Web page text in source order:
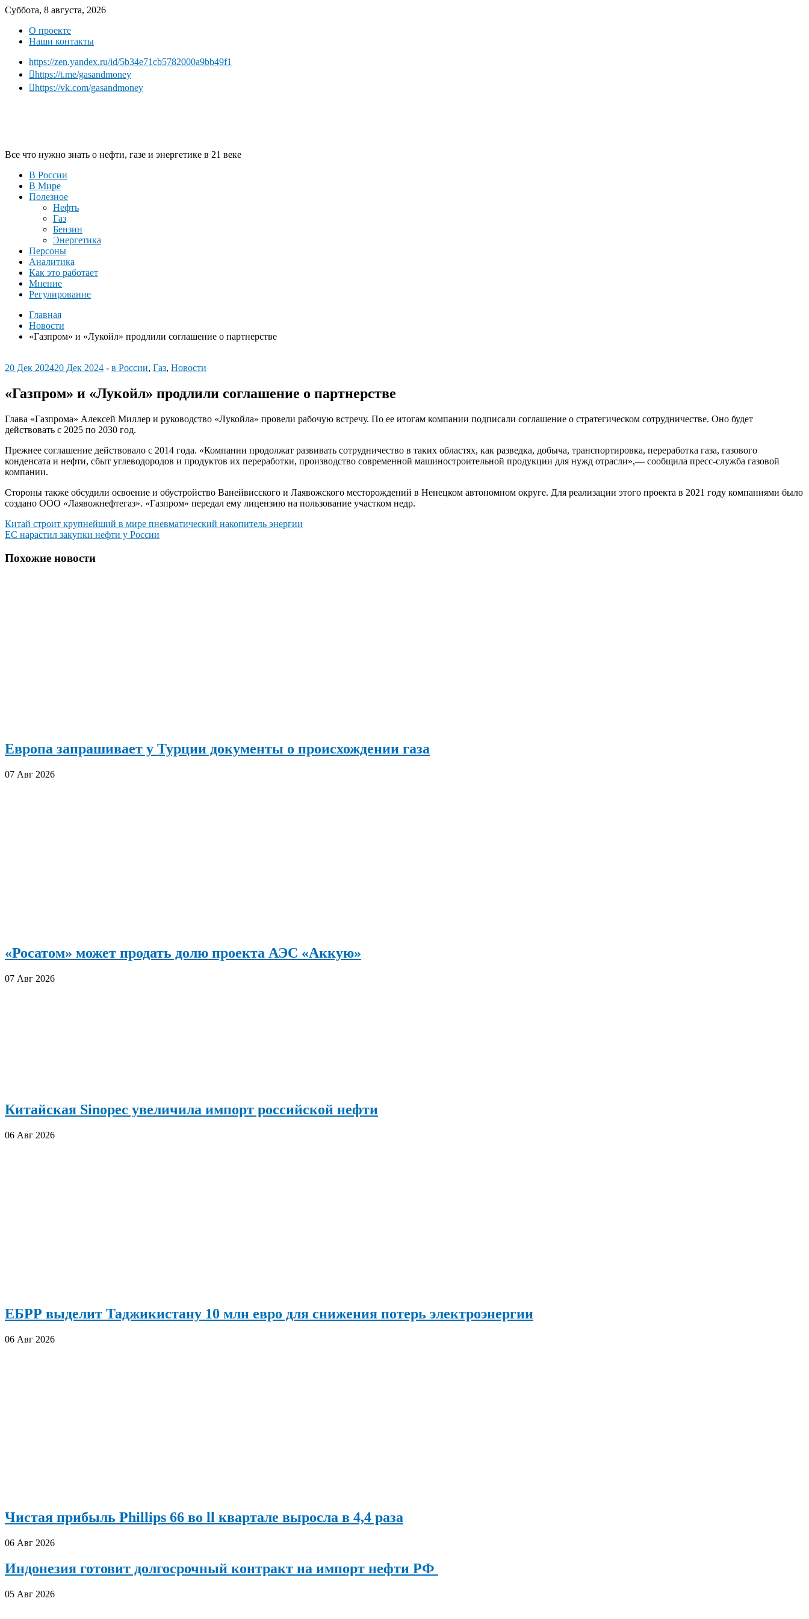
Суббота, 8 августа, 2026
О проекте
Наши контакты
https://zen.yandex.ru/id/5b34e71cb5782000a9bb49f1
https://t.me/gasandmoney
https://vk.com/gasandmoney
Все что нужно знать о нефти, газе и энергетике в 21 веке
В России
В Мире
Полезное
Нефть
Газ
Бензин
Энергетика
Персоны
Аналитика
Как это работает
Мнение
Регулирование
Главная
Новости
«Газпром» и «Лукойл» продлили соглашение о партнерстве
20 Дек 202420 Дек 2024 - в России, Газ, Новости
«Газпром» и «Лукойл» продлили соглашение о партнерстве
Глава «Газпрома» Алексей Миллер и руководство «Лукойла» провели рабочую встречу. По ее итогам компании подписали соглашение о стратегическом сотрудничестве. Оно будет
действовать с 2025 по 2030 год.
Прежнее соглашение действовало с 2014 года. «Компании продолжат развивать сотрудничество в таких областях, как разведка, добыча, транспортировка, переработка газа, газового
конденсата и нефти, сбыт углеводородов и продуктов их переработки, производство современной машиностроительной продукции для нужд отрасли»,— сообщила пресс-служба газовой
компании.
Стороны также обсудили освоение и обустройство Ванейвисского и Лаявожского месторождений в Ненецком автономном округе. Для реализации этого проекта в 2021 году компаниями было
создано ООО «Лаявожнефтегаз». «Газпром» передал ему лицензию на пользование участком недр.
Навигация
по
записям
Китай строит крупнейший в мире пневматический накопитель энергии
ЕС нарастил закупки нефти у России
Похожие новости
Европа запрашивает у Турции документы о происхождении газа
07 Авг 2026
«Росатом» может продать долю проекта АЭС «Аккую»
07 Авг 2026
Китайская Sinopec увеличила импорт российской нефти
06 Авг 2026
ЕБРР выделит Таджикистану 10 млн евро для снижения потерь электроэнергии
06 Авг 2026
Чистая прибыль Phillips 66 во ll квартале выросла в 4,4 раза
06 Авг 2026
Индонезия готовит долгосрочный контракт на импорт нефти РФ
05 Авг 2026